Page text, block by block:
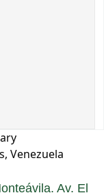
Venezuela
Av. El